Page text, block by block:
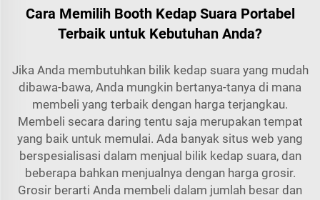
Cara Memilih Booth Kedap Suara Portabel
Terbaik untuk Kebutuhan Anda?
Jika Anda membutuhkan bilik kedap suara yang mudah
dibawa-bawa, Anda mungkin bertanya-tanya di mana
membeli yang terbaik dengan harga terjangkau.
Membeli secara daring tentu saja merupakan tempat
yang baik untuk memulai. Ada banyak situs web yang
berspesialisasi dalam menjual bilik kedap suara, dan
beberapa bahkan menjualnya dengan harga grosir.
Grosir berarti Anda membeli dalam jumlah besar dan